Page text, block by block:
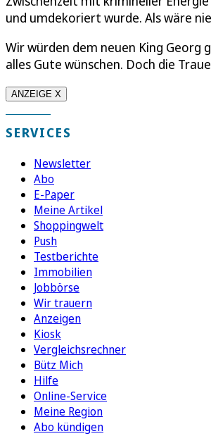
und umdekoriert wurde. Als wäre
Wir würden dem neuen King Georg
alles Gute wünschen. Doch die
ANZEIGE X
SERVICES
Newsletter
Abo
E-Paper
Meine Artikel
Shoppingwelt
Push
Testberichte
Immobilien
Jobbörse
Wir trauern
Anzeigen
Kiosk
Vergleichsrechner
Bütz Mich
Hilfe
Online-Service
Meine Region
Abo kündigen